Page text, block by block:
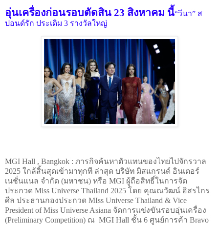
อุ่นเครื่องก่อนรอบตัดสิน 23 สิงหาคม นี้“วีนา” ส
ปอนด์รัก ประเดิม 3 รางวัลใหญ่
MGI Hall , Bangkok : ภารกิจค้นหาตัวแทนของไทยไปจักรวาล
2025 ใกล้สิ้นสุดเข้ามาทุกที ล่าสุด บริษัท มิสแกรนด์ อินเตอร์
เนชั่นแนล จำกัด (มหาชน) หรือ MGI ผู้ถือสิทธิ์ในการจัด
ประกวด Miss Universe Thailand 2025 โดย คุณณวัฒน์ อิสรไกร
ศีล ประธานกองประกวด MIss Universe Thailand & Vice
President of Miss Universe Asiana จัดการแข่งขันรอบอุ่นเครื่อง
(Preliminary Competition) ณ MGI Hall ชั้น 6 ศูนย์การค้า Bravo